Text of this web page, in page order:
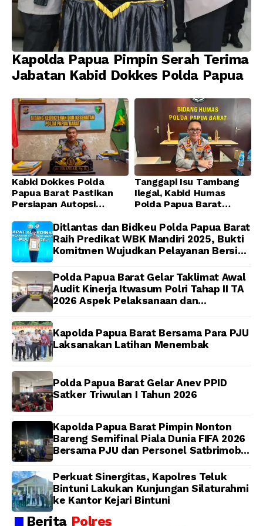
Kapolda Papua Pimpin Serah Terima
Jabatan Kabid Dokkes Polda Papua
Kabid Dokkes Polda
Papua Barat Pastikan
Persiapan Autopsi
Papua Barat Yanto
Idorway Telah Matang,
Pelaksanaan
Dijadwalkan Kamis
Tanggapi Isu Tambang
Ilegal, Kabid Humas
Polda Papua Barat
Toleransi bagi Oknum
Anggota
Ditlantas dan Bidkeu Polda Papua Barat
Raih Predikat WBK Mandiri 2025, Bukti
Komitmen Wujudkan Pelayanan Bersih
Polda Papua Barat Gelar Taklimat Awal
Audit Kinerja Itwasum Polri Tahap II TA
2026 Aspek Pelaksanaan dan
Kapolda Papua Barat Bersama Para PJU
Laksanakan Latihan Menembak
Polda Papua Barat Gelar Anev PPID
Satker Triwulan I Tahun 2026
Kapolda Papua Barat Pimpin Nonton
Bareng Semifinal Piala Dunia FIFA 2026
Bersama PJU dan Personel Satbrimob
Perkuat Sinergitas, Kapolres Teluk
Bintuni Lakukan Kunjungan Silaturahmi
ke Kantor Kejari Bintuni
Berita Polres